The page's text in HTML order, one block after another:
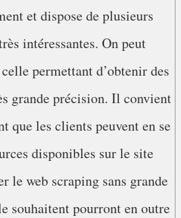
et dispose de plusieurs
intéressantes. On peut
permettant d’obtenir des
grande précision. Il convient
que les clients peuvent en se
disponibles sur le site
le web scraping sans grande
souhaitent pourront en outre